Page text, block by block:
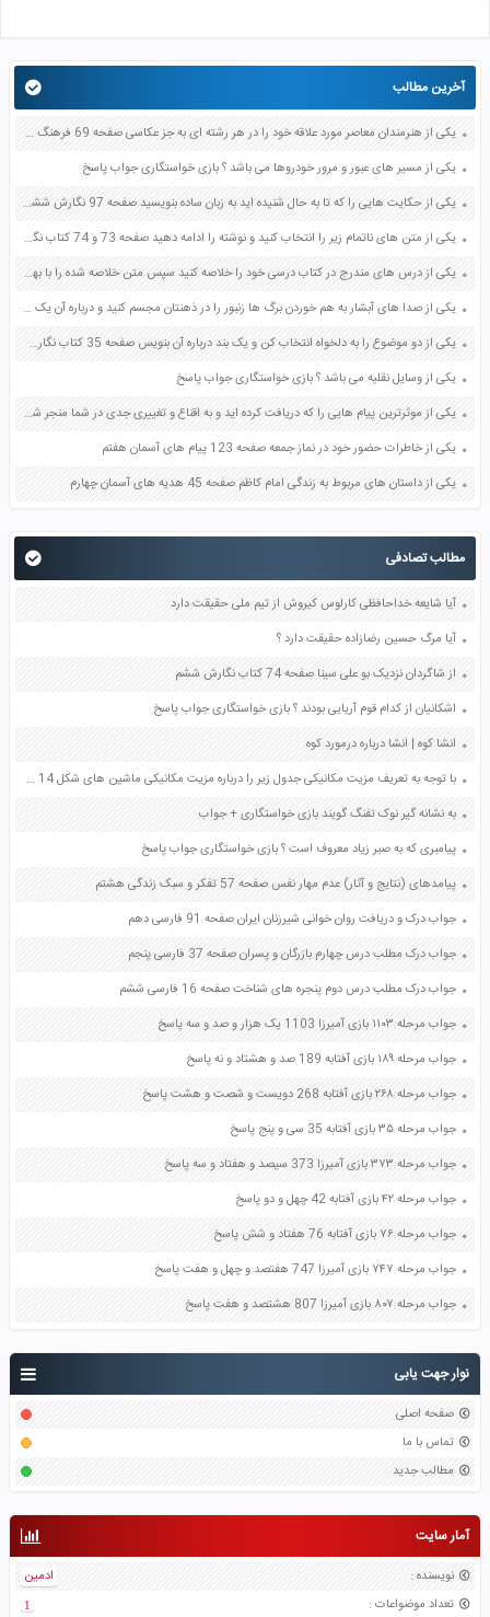
نوار جهت یابی
صفحه اصلی
تماس با ما
مطالب جدید
آمار سایت
نویسنده :
ادمین
تعداد موضواعات :
1
آخرین مطالب
یکی از هنرمندان معاصر مورد علاقه خود را در هر رشته ای به جز عکاسی صفحه 69 فرهنگ و هنر نهم
یکی از مسیر های عبور و مرور خودروها می باشد ؟ بازی خواستگاری جواب پاسخ
یکی از حکایت هایی را که تا به حال شنیده اید به زبان ساده بنویسید صفحه 97 نگارش ششم دبستان
یکی از متن های ناتمام زیر را انتخاب کنید و نوشته را ادامه دهید صفحه 73 و 74 کتاب نگارش فارسی پنجم دبستان
یکی از درس های مندرج در کتاب درسی خود را خلاصه کنید سپس متن خلاصه شده را با بهره گیری از روش های دسته بندی نمودار جدول نقشه مفهومی نشان دهید صفحه 118 نگارش یازدهم
یکی از صدا های آبشار به هم خوردن برگ ها زنبور را در ذهنتان مجسم کنید و درباره آن یک بند بنویسید صفحه 11 نگارش پنجم
یکی از دو موضوع را به دلخواه انتخاب کن و یک بند درباره آن بنویس صفحه 35 کتاب نگارش فارسی سوم
یکی از وسایل نقلیه می باشد ؟ بازی خواستگاری جواب پاسخ
یکی از موثرترین پیام هایی را که دریافت کرده اید و به اقناع و تغییری جدی در شما منجر شده است برسی کنید و علت این تاثیر گذاری قابل توجه را بنویسید صفحه 52 تفکر و سواد رسانه ای دهم
یکی از خاطرات حضور خود در نماز جمعه صفحه 123 پیام های آسمان هفتم
یکی از داستان های مربوط به زندگی امام کاظم صفحه 45 هدیه های آسمان چهارم
مطالب تصادفی
آیا شایعه خداحافظی کارلوس کیروش از تیم ملی حقیقت دارد
آیا مرگ حسین رضازاده حقیقت دارد ؟
از شاگردان نزدیک بو علی سینا صفحه 74 کتاب نگارش ششم
اشکانیان از کدام قوم آریایی بودند ؟ بازی خواستگاری جواب پاسخ
انشا کوه | انشا درباره درمورد کوه
با توجه به تعریف مزیت مکانیکی جدول زیر را درباره مزیت مکانیکی ماشین های شکل 14 کامل کنید صفحه 98 علوم نهم
به نشانه گیر نوک تفنگ گویند بازی خواستگاری + جواب
پیامبری که به صبر زیاد معروف است ؟ بازی خواستگاری جواب پاسخ
پیامدهای (نتایج و آثار) عدم مهار نفس صفحه 57 تفکر و سبک زندگی هشتم
جواب درک و دریافت روان خوانی شیرزنان ایران صفحه 91 فارسی دهم
جواب درک مطلب درس چهارم بازرگان و پسران صفحه 37 فارسی پنجم
جواب درک مطلب درس دوم پنجره های شناخت صفحه 16 فارسی ششم
جواب مرحله ۱۱۰۳ بازی آمیرزا 1103 یک هزار و صد و سه پاسخ
جواب مرحله ۱۸۹ بازی آفتابه 189 صد و هشتاد و نه پاسخ
جواب مرحله ۲۶۸ بازی آفتابه 268 دویست و شصت و هشت پاسخ
جواب مرحله ۳۵ بازی آفتابه 35 سی و پنج پاسخ
جواب مرحله ۳۷۳ بازی آمیرزا 373 سیصد و هفتاد و سه پاسخ
جواب مرحله ۴۲ بازی آفتابه 42 چهل و دو پاسخ
جواب مرحله ۷۶ بازی آفتابه 76 هفتاد و شش پاسخ
جواب مرحله ۷۴۷ بازی آمیرزا 747 هفتصد و چهل و هفت پاسخ
جواب مرحله ۸۰۷ بازی آمیرزا 807 هشتصد و هفت پاسخ